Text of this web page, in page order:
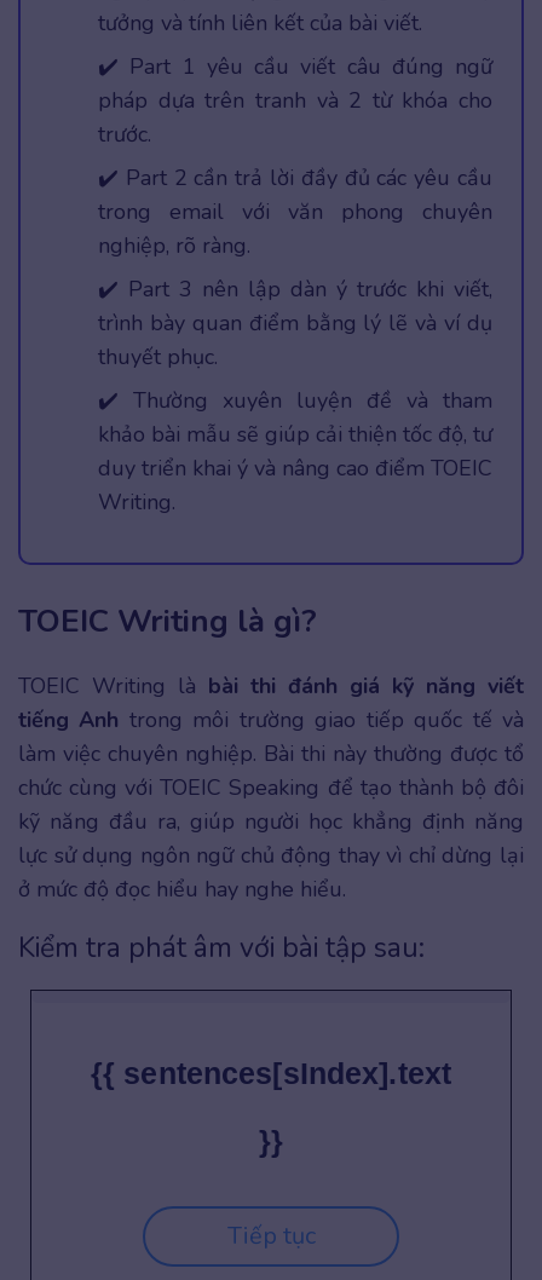
tưởng và tính liên kết của bài viết.
✔️ Part 1 yêu cầu viết câu đúng ngữ
pháp dựa trên tranh và 2 từ khóa cho
trước.
✔️ Part 2 cần trả lời đầy đủ các yêu cầu
trong email với văn phong chuyên
nghiệp, rõ ràng.
✔️ Part 3 nên lập dàn ý trước khi viết,
trình bày quan điểm bằng lý lẽ và ví dụ
thuyết phục.
✔️ Thường xuyên luyện đề và tham
khảo bài mẫu sẽ giúp cải thiện tốc độ, tư
duy triển khai ý và nâng cao điểm TOEIC
Writing.
TOEIC Writing là gì?
TOEIC Writing là bài thi đánh giá kỹ năng viết
tiếng Anh trong môi trường giao tiếp quốc tế và
làm việc chuyên nghiệp. Bài thi này thường được tổ
chức cùng với TOEIC Speaking để tạo thành bộ đôi
kỹ năng đầu ra, giúp người học khẳng định năng
lực sử dụng ngôn ngữ chủ động thay vì chỉ dừng lại
ở mức độ đọc hiểu hay nghe hiểu.
Kiểm tra phát âm với bài tập sau:
{{ sentences[sIndex].text
}}
Tiếp tục